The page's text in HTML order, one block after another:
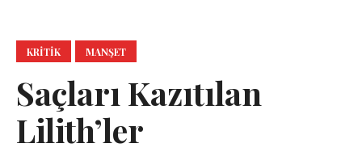
KRITIK MANŞET
Saçları Kazıtılan
Lilith’ler